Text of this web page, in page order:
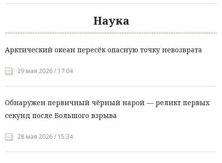
Наука
Арктический океан пересёк опасную точку невозврата
29 мая 2026 / 17:04
Обнаружен первичный чёрный нарой — реликт первых
секунд после Большого взрыва
28 мая 2026 / 15:34